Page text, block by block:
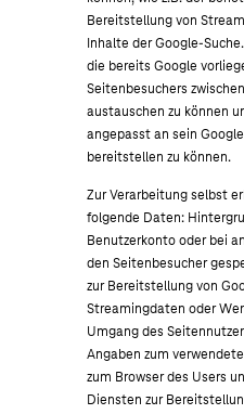
Bereitstellung von
Inhalte der Google-
die bereits Google
Seitenbesuchers
austauschen zu können
angepasst an sein
bereitstellen zu können.
Zur Verarbeitung selbst
folgende Daten:
Benutzerkonto oder bei
den Seitenbesucher
zur Bereitstellung von
Streamingdaten oder
Umgang des
Angaben zum
zum Browser des Users
Diensten zur